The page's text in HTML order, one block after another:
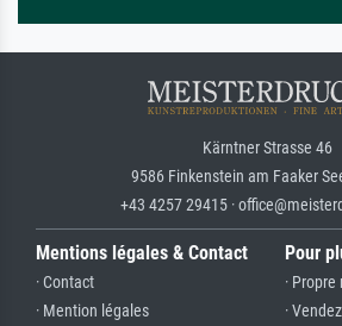
Kärntner Strasse 46
9586 Finkenstein am Faaker
+43 4257 29415 ·
Mentions légales & Contact
· Contact
· Mention légales
Pour
·
·